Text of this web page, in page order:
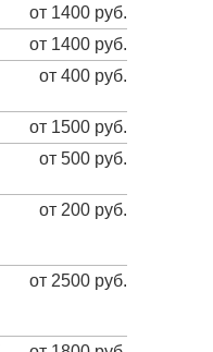
от 1400 руб.
от 1400 руб.
от 400 руб.
от 1500 руб.
от 500 руб.
от 200 руб.
от 2500 руб.